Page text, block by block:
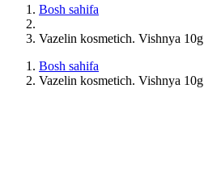
Bosh sahifa
Vazelin kosmetich. Vishnya 10g
Bosh sahifa
Vazelin kosmetich. Vishnya 10g